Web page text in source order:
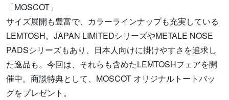
「MOSCOT」
サイズ展開も豊富で、カラーラインナップも充実している
LEMTOSH。JAPAN LIMITEDシリーズやMETALE NOSE
PADSシリーズもあり、日本人向けに掛けやすさを追求し
た逸品も。今回は、それらも含めたLEMTOSHフェアを開
催中。商談特典として、MOSCOT オリジナルトートバッ
グをプレゼント。